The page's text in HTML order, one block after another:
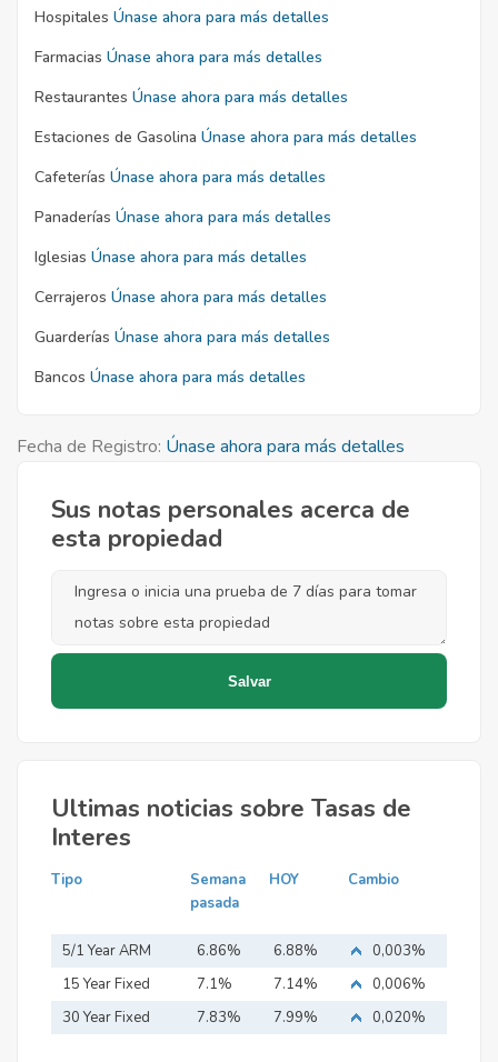
Hospitales Únase ahora para más detalles
Farmacias Únase ahora para más detalles
Restaurantes Únase ahora para más detalles
Estaciones de Gasolina Únase ahora para más detalles
Cafeterías Únase ahora para más detalles
Panaderías Únase ahora para más detalles
Iglesias Únase ahora para más detalles
Cerrajeros Únase ahora para más detalles
Guarderías Únase ahora para más detalles
Bancos Únase ahora para más detalles
Fecha de Registro: Únase ahora para más detalles
Sus notas personales acerca de
esta propiedad
Ultimas noticias sobre Tasas de
Interes
Tipo
Semana
pasada
HOY Cambio
5/1 Year ARM 6.86% 6.88%
0,003%
15 Year Fixed
Mortgage
7.1% 7.14%
0,006%
30 Year Fixed
7.83% 7.99% 0,020%